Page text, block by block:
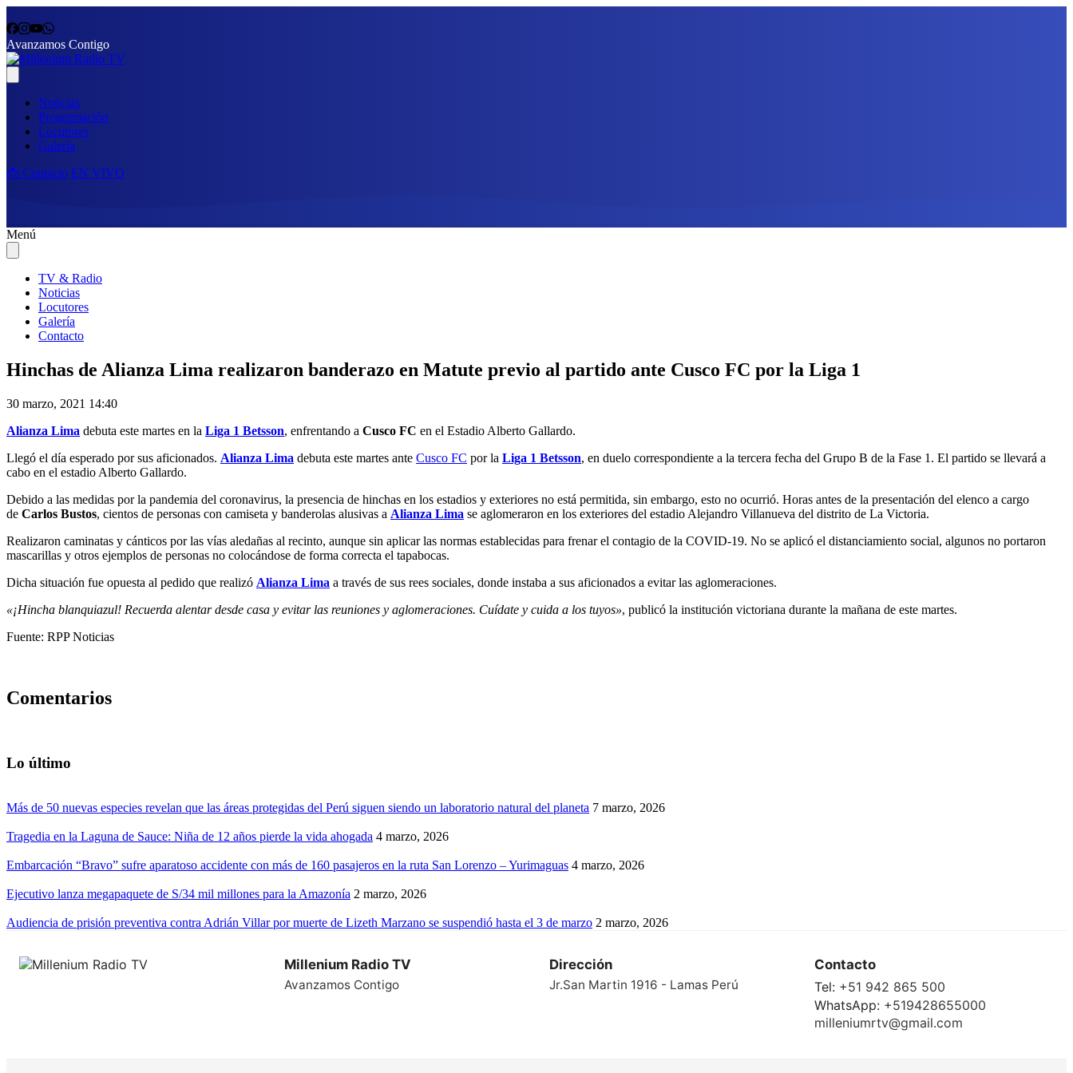
Avanzamos Contigo
Noticias
Programación
Locutores
Galería
📩 Contacto EN VIVO
Menú
TV & Radio
Noticias
Locutores
Galería
Contacto
Hinchas de Alianza Lima realizaron banderazo en Matute previo al partido ante Cusco FC por la Liga 1
30 marzo, 2021 14:40
Alianza Lima debuta este martes en la Liga 1 Betsson, enfrentando a Cusco FC en el Estadio Alberto Gallardo.
Llegó el día esperado por sus aficionados. Alianza Lima debuta este martes ante Cusco FC por la Liga 1 Betsson, en duelo correspondiente a la tercera fecha del Grupo B de la Fase 1. El partido se llevará a
cabo en el estadio Alberto Gallardo.
Debido a las medidas por la pandemia del coronavirus, la presencia de hinchas en los estadios y exteriores no está permitida, sin embargo, esto no ocurrió. Horas antes de la presentación del elenco a cargo
de Carlos Bustos, cientos de personas con camiseta y banderolas alusivas a Alianza Lima se aglomeraron en los exteriores del estadio Alejandro Villanueva del distrito de La Victoria.
Realizaron caminatas y cánticos por las vías aledañas al recinto, aunque sin aplicar las normas establecidas para frenar el contagio de la COVID-19. No se aplicó el distanciamiento social, algunos no portaron
mascarillas y otros ejemplos de personas no colocándose de forma correcta el tapabocas.
Dicha situación fue opuesta al pedido que realizó Alianza Lima a través de sus rees sociales, donde instaba a sus aficionados a evitar las aglomeraciones.
«¡Hincha blanquiazul! Recuerda alentar desde casa y evitar las reuniones y aglomeraciones. Cuídate y cuida a los tuyos», publicó la institución victoriana durante la mañana de este martes.
Fuente: RPP Noticias
Comentarios
Lo último
Más de 50 nuevas especies revelan que las áreas protegidas del Perú siguen siendo un laboratorio natural del planeta 7 marzo, 2026
Tragedia en la Laguna de Sauce: Niña de 12 años pierde la vida ahogada 4 marzo, 2026
Embarcación “Bravo” sufre aparatoso accidente con más de 160 pasajeros en la ruta San Lorenzo – Yurimaguas 4 marzo, 2026
Ejecutivo lanza megapaquete de S/34 mil millones para la Amazonía 2 marzo, 2026
Audiencia de prisión preventiva contra Adrián Villar por muerte de Lizeth Marzano se suspendió hasta el 3 de marzo 2 marzo, 2026
Millenium Radio TV
Avanzamos Contigo
Dirección
Jr.San Martin 1916 - Lamas Perú
Contacto
Tel: +51 942 865 500
WhatsApp: +519428655000
milleniumrtv@gmail.com